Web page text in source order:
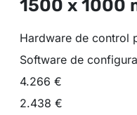
1500 x 1000
Hardware de control
Software de
4.266 €
2.438 €